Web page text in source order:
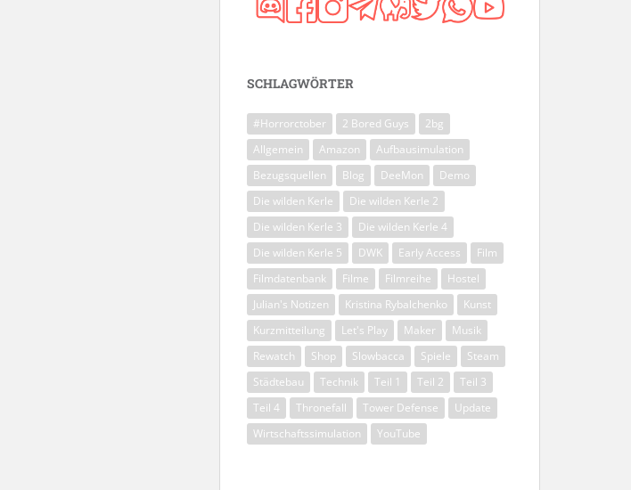
SCHLAGWÖRTER
#Horrorctober 2 Bored Guys
2bg
Allgemein
Amazon
Aufbausimulation
Bezugsquellen
Blog DeeMon
Demo
Die wilden Kerle
Die wilden Kerle 2
Die wilden Kerle 3
Die wilden Kerle 4
Die wilden Kerle 5
DWK Early Access
Film
Filmdatenbank
Filme Filmreihe
Hostel
Julian's Notizen
Kristina Rybalchenko
Kunst
Kurzmitteilung
Let's Play Maker
Musik
Rewatch
Shop Slowbacca Spiele
Steam
Städtebau
Technik Teil 1 Teil 2
Teil 3
Teil 4
Thronefall Tower Defense
Update
Wirtschaftssimulation
YouTube